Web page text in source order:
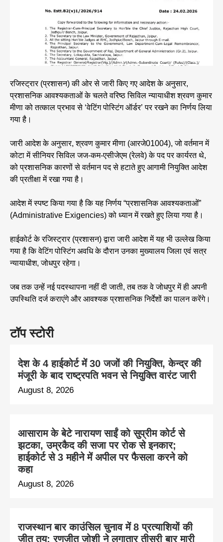
टॉप स्टोरी
देश के 4 हाईकोर्ट में 30 जजों की नियुक्ति, केन्द्र की
मंजूरी के बाद राष्ट्रपति भवन से नियुक्ति वारंट जारी
August 8, 2026
आसाराम के बेटे नारायण साईं को सुप्रीम कोर्ट से
झटका, उम्रकैद की सजा पर रोक से इनकार;
हाईकोर्ट से 3 महीने में अपील पर फैसला करने को
कहा
August 8, 2026
राजस्थान बार काउंसिल चुनाव में 8 प्रत्याशियों की
जीत तय; रणजीत जोशी ने लगातार तीसरी बार मारी
रजिस्ट्रार (प्रशासन) की ओर से जारी किए गए आदेश के अनुसार,
प्रशासनिक आवश्यकताओं के चलते वरिष्ठ सिविल न्यायाधीश श्रवण कुमार
मीणा को तत्काल प्रभाव से ‘वेटिंग पोस्टिंग ऑर्डर’ पर रखने का निर्णय लिया
गया है।
जारी आदेश के अनुसार, श्रवण कुमार मीणा (आरजे01004), जो वर्तमान में
कोटा में सीनियर सिविल जज-कम-एसीजेएम (रेलवे) के पद पर कार्यरत थे,
को प्रशासनिक कारणों से वर्तमान पद से हटाते हुए आगामी नियुक्ति आदेश
की प्रतीक्षा में रखा गया है।
आदेश में स्पष्ट किया गया है कि यह निर्णय “प्रशासनिक आवश्यकताओं”
(Administrative Exigencies) को ध्यान में रखते हुए लिया गया है।
हाईकोर्ट के रजिस्ट्रार (प्रशासन) द्वारा जारी आदेश में यह भी उल्लेख किया
गया है कि वेटिंग पोस्टिंग अवधि के दौरान उनका मुख्यालय जिला एवं सत्र
न्यायाधीश, जोधपुर रहेगा।
जब तक उन्हें नई पदस्थापना नहीं दी जाती, तब तक वे जोधपुर में ही अपनी
उपस्थिति दर्ज कराएंगे और आवश्यक प्रशासनिक निर्देशों का पालन करेंगे।